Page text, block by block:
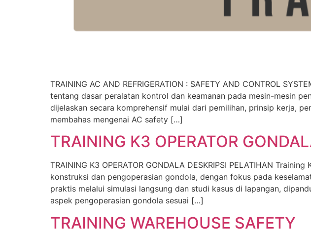
TRAINING AC AND REFRIGERATION : SAFETY AND CONTROL
tentang dasar peralatan kontrol dan keamanan pada mesin-mesin
dijelaskan secara komprehensif mulai dari pemilihan, prinsip kerja,
membahas mengenai AC safety […]
TRAINING K3 OPERATOR
TRAINING K3 OPERATOR GONDALA DESKRIPSI PELATIHAN
konstruksi dan pengoperasian gondola, dengan fokus pada
praktis melalui simulasi langsung dan studi kasus di lapangan,
aspek pengoperasian gondola sesuai […]
TRAINING WAREHOUSE SAFETY